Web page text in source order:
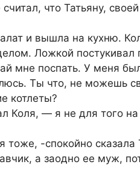
что Татьяну,
и вышла на кухню.
Ложкой постукивал
мне поспать. У меня
Ты что, не можешь
котлеты?
Коля, — я не для того
тоже, -спокойно сказала
а заодно ее муж,